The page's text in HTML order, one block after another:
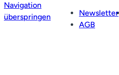
Navigation
überspringen
Newsletter
AGB